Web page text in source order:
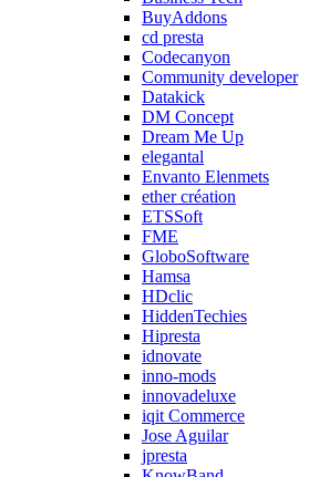
BuyAddons
cd presta
Codecanyon
Community developer
Datakick
DM Concept
Dream Me Up
elegantal
Envanto Elenmets
ether création
ETSSoft
FME
GloboSoftware
Hamsa
HDclic
HiddenTechies
Hipresta
idnovate
inno-mods
innovadeluxe
iqit Commerce
Jose Aguilar
jpresta